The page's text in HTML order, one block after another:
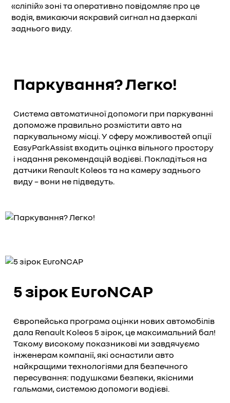
«сліпій» зоні та оперативно повідомляє про це
водія, вмикаючи яскравий сигнал на дзеркалі
заднього виду.
Паркування? Легко!
Система автоматичної допомоги при паркуванні
допоможе правильно розмістити авто на
паркувальному місці. У сферу можливостей опції
EasyParkAssist входить оцінка вільного простору
і надання рекомендацій водієві. Покладіться на
датчики Renault Koleos та на камеру заднього
виду – вони не підведуть.
5 зірок EuroNCAP
Європейська програма оцінки нових автомобілів
дала Renault Koleos 5 зірок, це максимальний бал!
Такому високому показникові ми завдячуємо
інженерам компанії, які оснастили авто
найкращими технологіями для безпечного
пересування: подушками безпеки, якісними
гальмами, системою допомоги водієві.